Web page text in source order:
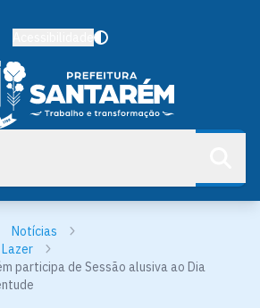
Notícias
participa de Sessão alusiva ao Dia